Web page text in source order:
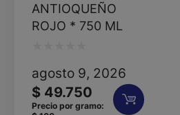
ANTIOQUEÑO
ROJO * 750 ML
con
0
agosto 9, 2026
$ 49.750
Precio por gramo: